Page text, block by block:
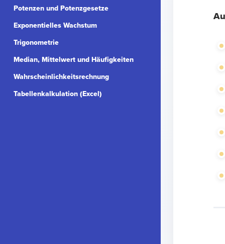
Potenzen und Potenzgesetze
Exponentielles Wachstum
Trigonometrie
Median, Mittelwert und Häufigkeiten
Wahrscheinlichkeitsrechnung
Tabellenkalkulation (Excel)